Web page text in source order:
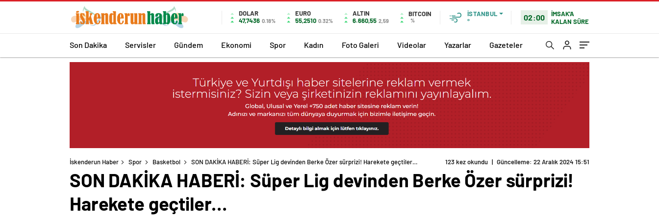
DOLAR
47,7436 0.18%
EURO
55,2510 0.32%
ALTIN
6.660,55 2,59
BITCOIN
%
İSTANBUL
°
02:00
İMSAK'A
KALAN SÜRE
Son Dakika Servisler Gündem Ekonomi Spor Kadın Foto Galeri Videolar Yazarlar Gazeteler
İskenderun Haber Spor Basketbol SON DAKİKA HABERİ: Süper Lig devinden Berke Özer sürprizi! Harekete geçtiler… 123 kez okundu | Güncelleme: 22 Aralık 2024 15:51
SON DAKİKA HABERİ: Süper Lig devinden Berke Özer sürprizi!
Harekete geçtiler…